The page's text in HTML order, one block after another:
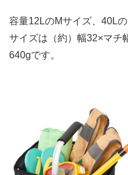
容量12LのMサイズ、40L
サイズは（約）幅32×マチ
640gです。